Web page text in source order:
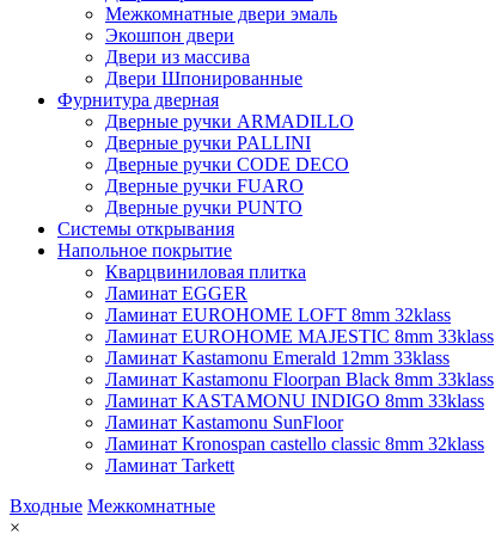
Межкомнатные двери эмаль
Экошпон двери
Двери из массива
Двери Шпонированные
Фурнитура дверная
Дверные ручки ARMADILLO
Дверные ручки PALLINI
Дверные ручки CODE DECO
Дверные ручки FUARO
Дверные ручки PUNTO
Системы открывания
Напольное покрытие
Кварцвиниловая плитка
Ламинат EGGER
Ламинат EUROHOME LOFT 8mm 32klass
Ламинат EUROHOME MAJESTIC 8mm 33klass
Ламинат Kastamonu Emerald 12mm 33klass
Ламинат Kastamonu Floorpan Black 8mm 33klass
Ламинат KASTAMONU INDIGO 8mm 33klass
Ламинат Kastamonu SunFloor
Ламинат Kronospan castello classic 8mm 32klass
Ламинат Tarkett
Входные Межкомнатные
×